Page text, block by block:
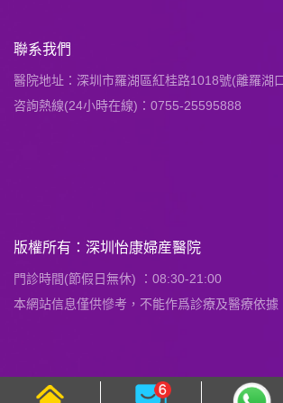
聯系我們
醫院地址：深圳市羅湖區紅桂路1018號(離羅湖
咨詢熱線(24小時在線)：0755-25595888
版權所有：深圳怡康婦産醫院
門診時間(節假日無休) ：08:30-21:00
本網站信息僅供慘考，不能作爲診療及醫療依據